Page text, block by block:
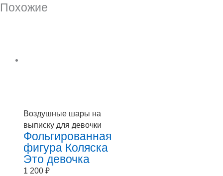
Похожие
Воздушные шары на
выписку для девочки
Фольгированная
фигура Коляска
Это девочка
1 200 ₽